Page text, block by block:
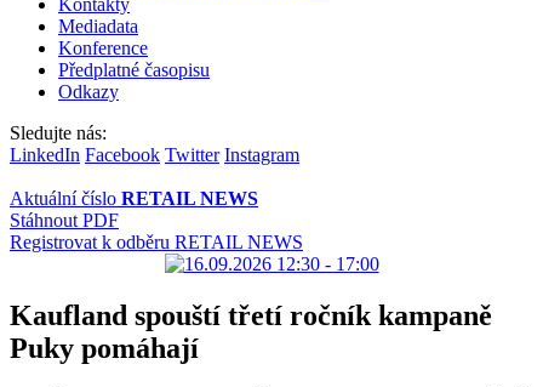
Mediadata
Konference
Předplatné časopisu
Odkazy
Sledujte nás:
LinkedIn Facebook Twitter Instagram
Aktuální číslo RETAIL NEWS
Stáhnout PDF
Registrovat k odběru RETAIL NEWS
Kaufland spouští třetí ročník kampaně
Puky pomáhají